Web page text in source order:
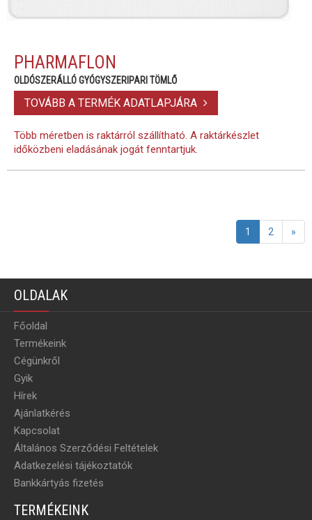
PHARMAFLON
OLDÓSZERÁLLÓ GYÓGYSZERIPARI TÖMLŐ
TOVÁBB A TERMÉK ADATLAPJÁRA
Több méretben is raktárról szállítható. A raktárkészlet
időközbeni eladásának jogát fenntartjuk.
1 2 »
OLDALAK
Főoldal
Termékeink
Cégünkről
Gyik
Hírek
Ajánlatkérés
Kapcsolat
Általános Szerződési Feltételek
Adatkezelési tájékoztatók
Bankkártyás fizetés
TERMÉKEINK